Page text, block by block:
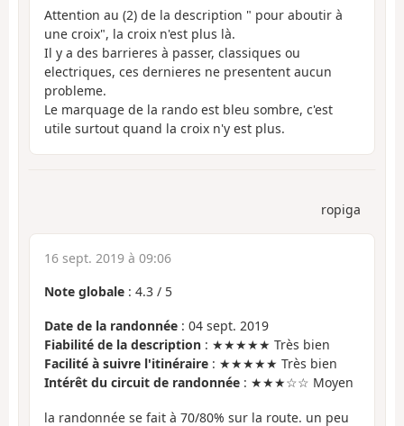
Attention au (2) de la description " pour aboutir à
une croix", la croix n'est plus là.
Il y a des barrieres à passer, classiques ou
electriques, ces dernieres ne presentent aucun
probleme.
Le marquage de la rando est bleu sombre, c'est
utile surtout quand la croix n'y est plus.
ropiga
16 sept. 2019 à 09:06
Note globale : 4.3 / 5
Date de la randonnée : 04 sept. 2019
Fiabilité de la description : ★★★★★ Très bien
Facilité à suivre l'itinéraire : ★★★★★ Très bien
Intérêt du circuit de randonnée : ★★★☆☆ Moyen
la randonnée se fait à 70/80% sur la route. un peu